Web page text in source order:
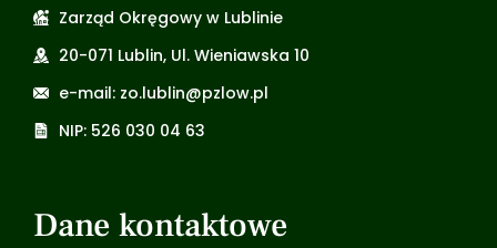
Zarząd Okręgowy w Lublinie
20-071 Lublin, Ul. Wieniawska 10
e-mail: zo.lublin@pzlow.pl
NIP: 526 030 04 63
Dane kontaktowe